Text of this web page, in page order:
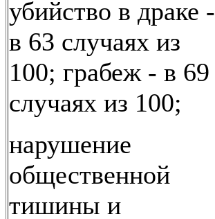
убийство в драке -
в 63 случаях из
100; грабеж - в 69
случаях из 100;
нарушение
общественной
тишины и